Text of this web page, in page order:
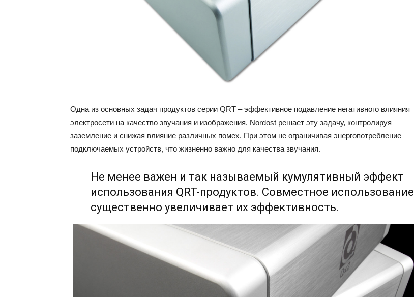
Одна из основных задач продуктов серии QRT – эффективное подавление негативного влияния
электросети на качество звучания и изображения. Nordost решает эту задачу, контролируя
заземление и снижая влияние различных помех. При этом не ограничивая энергопотребление
подключаемых устройств, что жизненно важно для качества звучания.
Не менее важен и так называемый кумулятивный эффект
использования QRT-продуктов. Совместное использование
существенно увеличивает их эффективность.